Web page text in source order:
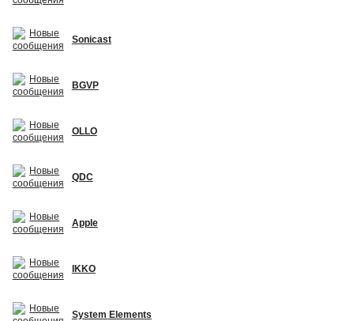
Sonicast
BGVP
OLLO
QDC
Apple
IKKO
System Elements